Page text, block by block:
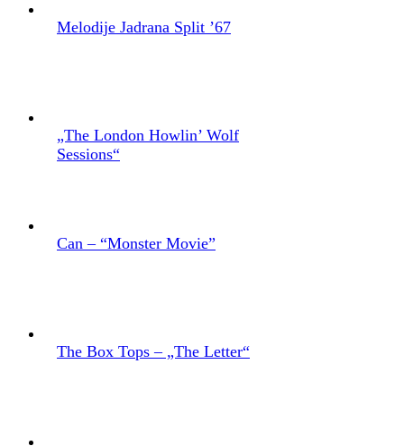
Melodije Jadrana Split ’67
„The London Howlin’ Wolf
Sessions“
Can – “Monster Movie”
The Box Tops – „The Letter“